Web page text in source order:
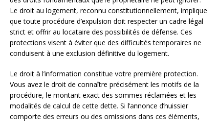
Le droit au logement, reconnu constitutionnellement, implique
que toute procédure d’expulsion doit respecter un cadre légal
strict et offrir au locataire des possibilités de défense. Ces
protections visent à éviter que des difficultés temporaires ne
conduisent à une exclusion définitive du logement.
Le droit à l’information constitue votre première protection.
Vous avez le droit de connaître précisément les motifs de la
procédure, le montant exact des sommes réclamées et les
modalités de calcul de cette dette. Si l’annonce d’huissier
comporte des erreurs ou des omissions dans ces éléments,